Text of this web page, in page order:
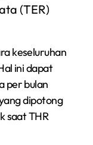
(TER)
keseluruhan
ini dapat
per bulan
dipotong
saat THR